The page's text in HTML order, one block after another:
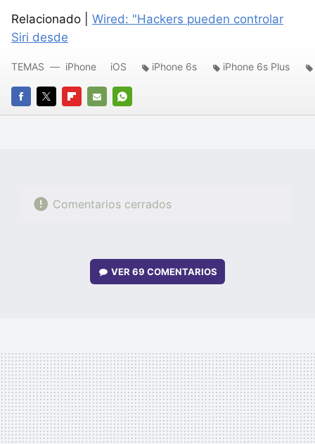
Relacionado | Wired: "Hackers pueden controlar
Siri desde
FACEBOOK
TWITTERFLIPBOARD
E-
WHATSAPP
TEMAS iPhone iOS iPhone 6s iPhone 6s Plus
Comentarios cerrados
VER69 COMENTARIOS